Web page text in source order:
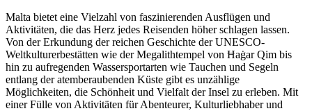
Malta bietet eine Vielzahl von faszinierenden Ausflügen und
Aktivitäten, die das Herz jedes Reisenden höher schlagen lassen.
Von der Erkundung der reichen Geschichte der UNESCO-
Weltkulturerbestätten wie der Megalithtempel von Ħaġar Qim bis
hin zu aufregenden Wassersportarten wie Tauchen und Segeln
entlang der atemberaubenden Küste gibt es unzählige
Möglichkeiten, die Schönheit und Vielfalt der Insel zu erleben. Mit
einer Fülle von Aktivitäten für Abenteurer, Kulturliebhaber und